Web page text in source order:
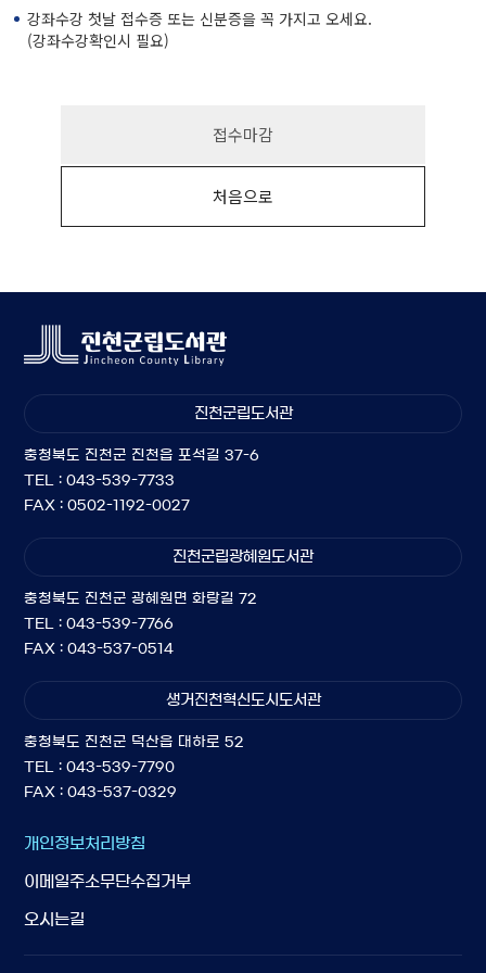
강좌수강 첫날 접수증 또는 신분증을 꼭 가지고 오세요.
(강좌수강확인시 필요)
접수마감
처음으로
진천군립도서관
충청북도 진천군 진천읍 포석길 37-6
TEL : 043-539-7733
FAX : 0502-1192-0027
진천군립광혜원도서관
충청북도 진천군 광혜원면 화랑길 72
TEL : 043-539-7766
FAX : 043-537-0514
생거진천혁신도시도서관
충청북도 진천군 덕산읍 대하로 52
TEL : 043-539-7790
FAX : 043-537-0329
개인정보처리방침
이메일주소무단수집거부
오시는길